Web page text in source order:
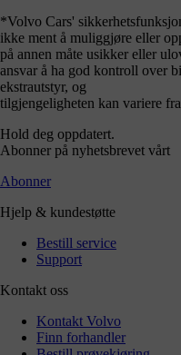
*Volvo Cars'
ikke ment å muliggjøre eller
på annen måte usikker eller
ansvar å ha god kontroll over
ekstrautstyr, og
tilgjengeligheten kan variere